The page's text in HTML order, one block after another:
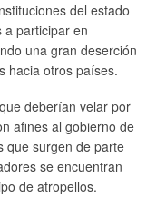
del estado
a participar en
una gran deserción
hacia otros países.
deberían velar por
afines al gobierno de
que surgen de parte
se encuentran
de atropellos.